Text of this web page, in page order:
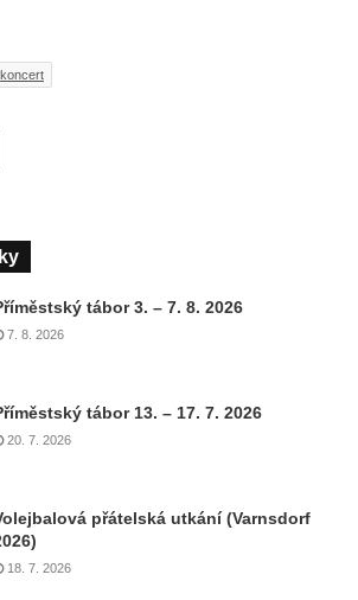
koncert
tábor 3. – 7. 8. 2026
7. 8. 2026
tábor 13. – 17. 7. 2026
20. 7. 2026
přátelská utkání (Varnsdorf
18. 7. 2026